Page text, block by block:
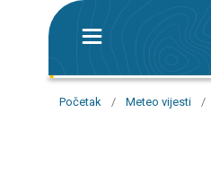
Početak / Meteo vijesti /